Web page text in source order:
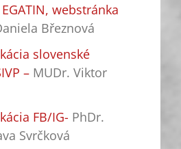
webstránka
Březnová
slovenské
– MUDr. Viktor
FB/IG- PhDr.
Svrčková